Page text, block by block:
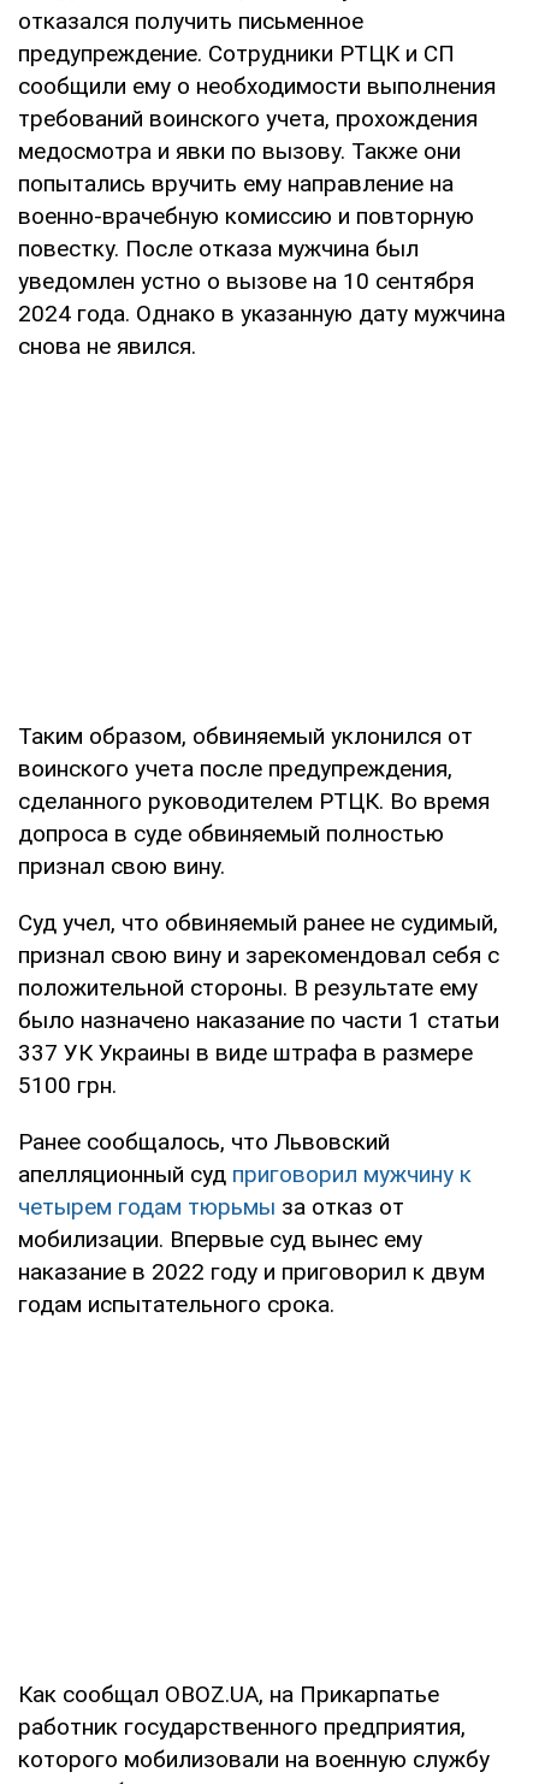
отказался получить письменное
предупреждение. Сотрудники РТЦК и СП
сообщили ему о необходимости выполнения
требований воинского учета, прохождения
медосмотра и явки по вызову. Также они
попытались вручить ему направление на
военно-врачебную комиссию и повторную
повестку. После отказа мужчина был
уведомлен устно о вызове на 10 сентября
2024 года. Однако в указанную дату мужчина
снова не явился.
Таким образом, обвиняемый уклонился от
воинского учета после предупреждения,
сделанного руководителем РТЦК. Во время
допроса в суде обвиняемый полностью
признал свою вину.
Суд учел, что обвиняемый ранее не судимый,
признал свою вину и зарекомендовал себя с
положительной стороны. В результате ему
было назначено наказание по части 1 статьи
337 УК Украины в виде штрафа в размере
5100 грн.
Ранее сообщалось, что Львовский
апелляционный суд приговорил мужчину к
четырем годам тюрьмы за отказ от
мобилизации. Впервые суд вынес ему
наказание в 2022 году и приговорил к двум
годам испытательного срока.
Как сообщал OBOZ.UA, на Прикарпатье
работник государственного предприятия,
которого мобилизовали на военную службу